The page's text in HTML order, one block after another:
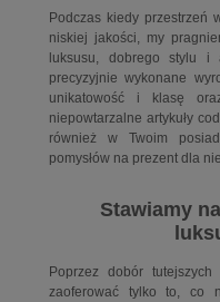
Podczas kiedy przestrzeń
niskiej jakości, my
luksusu, dobrego stylu i
precyzyjnie wykonane
unikatowość i klasę
niepowtarzalne artykuły
również w Twoim
pomysłów na prezent dla
Stawiamy
Poprzez dobór
zaoferować tylko to, co